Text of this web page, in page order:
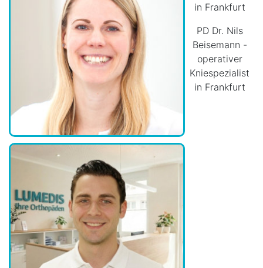
in Frankfurt
PD Dr. Nils
Beisemann -
operativer
Kniespezialist
in Frankfurt